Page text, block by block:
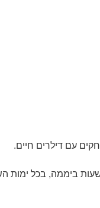
עם דילרים חיים.